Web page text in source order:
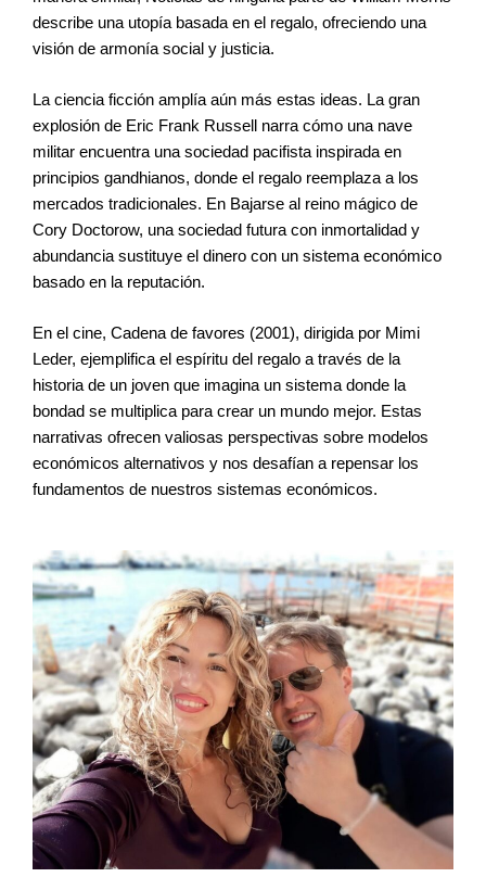
describe una utopía basada en el regalo, ofreciendo una
visión de armonía social y justicia.
La ciencia ficción amplía aún más estas ideas. La gran
explosión de Eric Frank Russell narra cómo una nave
militar encuentra una sociedad pacifista inspirada en
principios gandhianos, donde el regalo reemplaza a los
mercados tradicionales. En Bajarse al reino mágico de
Cory Doctorow, una sociedad futura con inmortalidad y
abundancia sustituye el dinero con un sistema económico
basado en la reputación.
En el cine, Cadena de favores (2001), dirigida por Mimi
Leder, ejemplifica el espíritu del regalo a través de la
historia de un joven que imagina un sistema donde la
bondad se multiplica para crear un mundo mejor. Estas
narrativas ofrecen valiosas perspectivas sobre modelos
económicos alternativos y nos desafían a repensar los
fundamentos de nuestros sistemas económicos.